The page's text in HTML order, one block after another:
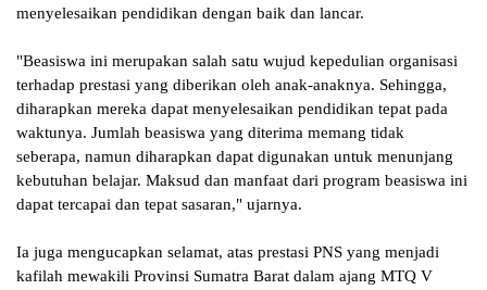
menyelesaikan pendidikan dengan baik dan lancar.
"Beasiswa ini merupakan salah satu wujud kepedulian organisasi
terhadap prestasi yang diberikan oleh anak-anaknya. Sehingga,
diharapkan mereka dapat menyelesaikan pendidikan tepat pada
waktunya. Jumlah beasiswa yang diterima memang tidak
seberapa, namun diharapkan dapat digunakan untuk menunjang
kebutuhan belajar. Maksud dan manfaat dari program beasiswa ini
dapat tercapai dan tepat sasaran," ujarnya.
Ia juga mengucapkan selamat, atas prestasi PNS yang menjadi
kafilah mewakili Provinsi Sumatra Barat dalam ajang MTQ V